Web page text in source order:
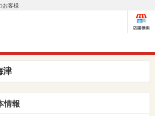
お客様
津
情報